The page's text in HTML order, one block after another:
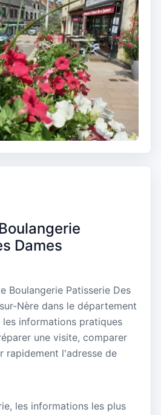
Dames
Boulangerie Patisserie Des
Nère dans le département
les informations pratiques
une visite, comparer
rapidement l'adresse de
les informations les plus